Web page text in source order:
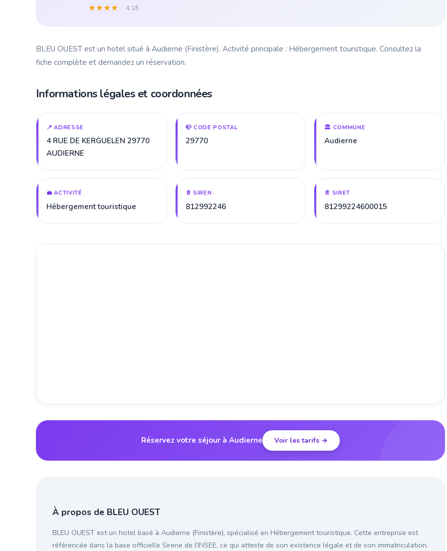
★★★★ 4.1/5
BLEU OUEST est un hotel situé à Audierne (Finistère). Activité principale : Hébergement touristique. Consultez la
fiche complète et demandez un réservation.
Informations légales et coordonnées
📍 ADRESSE
4 RUE DE KERGUELEN 29770
AUDIERNE
📪 CODE POSTAL
29770
🏛️ COMMUNE
Audierne
💼 ACTIVITÉ
Hébergement touristique
📄 SIREN
812992246
📄 SIRET
81299224600015
Réservez votre séjour à Audierne Voir les tarifs →
À propos de BLEU OUEST
BLEU OUEST est un hotel basé à Audierne (Finistère), spécialisé en Hébergement touristique. Cette entreprise est
référencée dans la base officielle Sirene de l’INSEE, ce qui atteste de son existence légale et de son immatriculation.